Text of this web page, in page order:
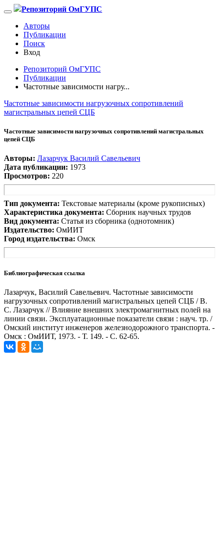
Репозиторий ОмГУПС
Авторы
Публикации
Поиск
Вход
Репозиторий ОмГУПС
Публикации
Частотные зависимости нагру...
Частотные зависимости нагрузочных сопротивлений
магистральных цепей СЦБ
Частотные зависимости нагрузочных сопротивлений магистральных
цепей СЦБ
Авторы: Лазарчук Василий Савельевич
Дата публикации: 1973
Просмотров: 220
Тип документа: Текстовые материалы (кроме рукописных)
Характеристика документа: Сборник научных трудов
Вид документа: Статья из сборника (однотомник)
Издательство: ОмИИТ
Город издательства: Омск
Библиографическая ссылка
Лазарчук, Василий Савельевич. Частотные зависимости
нагрузочных сопротивлений магистральных цепей СЦБ / В.
С. Лазарчук // Влияние внешних электромагнитных полей на
линии связи. Эксплуатационные показатели связи : науч. тр. /
Омский институт инженеров железнодорожного транспорта. -
Омск : ОмИИТ, 1973. - Т. 149. - С. 62-65.